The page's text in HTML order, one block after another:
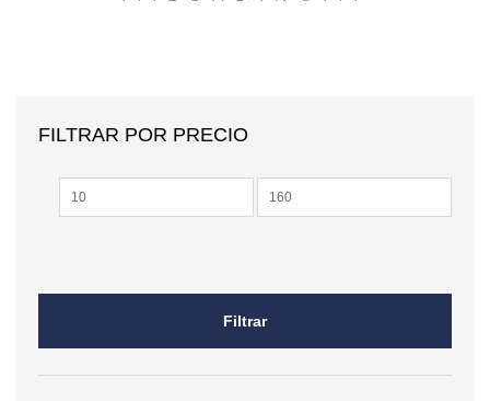
FILTRAR POR PRECIO
Precio Precio
Filtrar